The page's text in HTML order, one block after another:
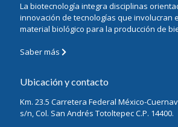
La biotecnología integra disciplinas
innovación de tecnologías que involucran
material biológico para la producción de
Saber más
Ubicación y contacto
Km. 23.5 Carretera Federal México-
s/n, Col. San Andrés Totoltepec C.P. 14400.